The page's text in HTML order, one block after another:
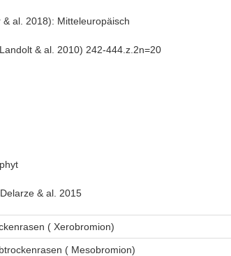
al. 2018): Mitteleuropäisch
& al. 2010) 242-444.z.2n=20
& al. 2015
( Xerobromion)
( Mesobromion)